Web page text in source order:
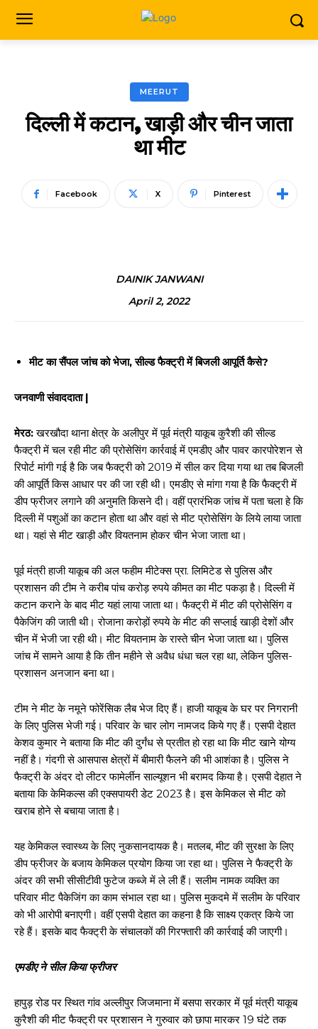
MEERUT
दिल्ली में कटान, खाड़ी और चीन जाता
था मीट
Facebook X Pinterest
DAINIK JANWANI
April 2, 2022
मीट का सैंपल जांच को भेजा, सील्ड फैक्ट्री में बिजली आपूर्ति कैसे?
जनवाणी संवाददाता |
मेरठ:खरखौदा थाना क्षेत्र के अलीपुर में पूर्व मंत्री याकूब कुरैशी की सील्ड
फैक्ट्री में चल रही मीट की प्रोसेसिंग कार्रवाई में एमडीए और पावर कारपोरेशन से
रिपोर्ट मांगी गई है कि जब फैक्ट्री को 2019 में सील कर दिया गया था तब बिजली
की आपूर्ति किस आधार पर की जा रही थी। एमडीए से मांगा गया है कि फैक्ट्री में
डीप फ्रीजर लगाने की अनुमति किसने दी। वहीं प्रारंभिक जांच में पता चला हे कि
दिल्ली में पशुओं का कटान होता था और वहां से मीट प्रोसेसिंग के लिये लाया जाता
था। यहां से मीट खाड़ी और वियतनाम होकर चीन भेजा जाता था।
पूर्व मंत्री हाजी याकूब की अल फहीम मीटेक्स प्रा. लिमिटेड से पुलिस और
प्रशासन की टीम ने करीब पांच करोड़ रुपये कीमत का मीट पकड़ा है। दिल्ली में
कटान कराने के बाद मीट यहां लाया जाता था। फैक्ट्री में मीट की प्रोसेसिंग व
पैकेजिंग की जाती थी। रोजाना करोड़ों रुपये के मीट की सप्लाई खाड़ी देशों और
चीन में भेजी जा रही थी। मीट वियतनाम के रास्ते चीन भेजा जाता था। पुलिस
जांच में सामने आया है कि तीन महीने से अवैध धंधा चल रहा था, लेकिन पुलिस-
प्रशासन अनजान बना था।
टीम ने मीट के नमूने फोरेंसिक लैब भेज दिए हैं। हाजी याकूब के घर पर निगरानी
के लिए पुलिस भेजी गई। परिवार के चार लोग नामजद किये गए हैं। एसपी देहात
केशव कुमार ने बताया कि मीट की दुर्गंध से प्रतीत हो रहा था कि मीट खाने योग्य
नहीं है। गंदगी से आसपास क्षेत्रों में बीमारी फैलने की भी आशंका है। पुलिस ने
फैक्ट्री के अंदर दो लीटर फामेर्लीन साल्यूशन भी बरामद किया है। एसपी देहात ने
बताया कि केमिकल्स की एक्सपायरी डेट 2023 है। इस केमिकल से मीट को
खराब होने से बचाया जाता है।
यह केमिकल स्वास्थ्य के लिए नुकसानदायक है। मतलब, मीट की सुरक्षा के लिए
डीप फ्रीजर के बजाय केमिकल प्रयोग किया जा रहा था। पुलिस ने फैक्ट्री के
अंदर की सभी सीसीटीवी फुटेज कब्जे में ले ली हैं। सलीम नामक व्यक्ति का
परिवार मीट पैकेजिंग का काम संभाल रहा था। पुलिस मुकदमे में सलीम के परिवार
को भी आरोपी बनाएगी। वहीं एसपी देहात का कहना है कि साक्ष्य एकत्र किये जा
रहे हैं। इसके बाद फैक्ट्री के संचालकों की गिरफ्तारी की कार्रवाई की जाएगी।
एमडीए ने सील किया फ्रीजर
हापुड़ रोड पर स्थित गांव अल्लीपुर जिजमाना में बसपा सरकार में पूर्व मंत्री याकूब
कुरैशी की मीट फैक्ट्री पर प्रशासन ने गुरुवार को छापा मारकर 19 घंटे तक